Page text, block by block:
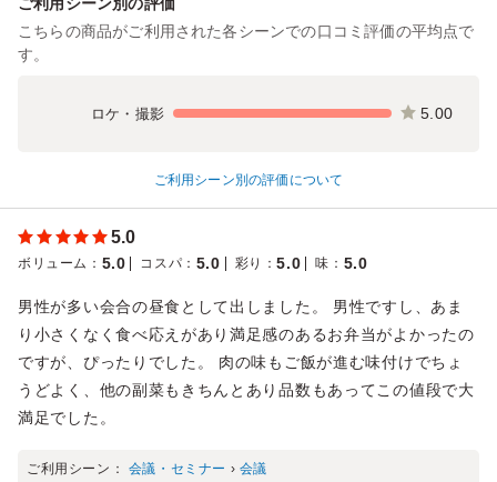
こちらの商品がご利用された各シーンでの口コミ評価の平均点で
す。
ロケ・撮影 5.00
ご利用シーン別の評価について
5.0
ボリューム ： 5.0 コスパ ： 5.0 彩り ：5.0 味 ： 5.0
男性が多い会合の昼食として出しました。 男性ですし、あま
り小さくなく食べ応えがあり満足感のあるお弁当がよかったの
ですが、ぴったりでした。 肉の味もご飯が進む味付けでちょ
うどよく、他の副菜もきちんとあり品数もあってこの値段で大
満足でした。
ご利用シーン： 会議・セミナー › 会議